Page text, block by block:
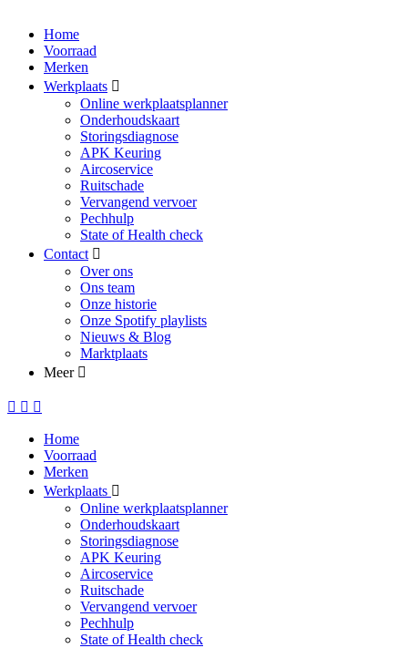
Home
Voorraad
Merken
Werkplaats
Online werkplaatsplanner
Onderhoudskaart
Storingsdiagnose
APK Keuring
Aircoservice
Ruitschade
Vervangend vervoer
Pechhulp
State of Health check
Contact
Over ons
Ons team
Onze historie
Onze Spotify playlists
Nieuws & Blog
Marktplaats
Meer
Home
Voorraad
Merken
Werkplaats
Online werkplaatsplanner
Onderhoudskaart
Storingsdiagnose
APK Keuring
Aircoservice
Ruitschade
Vervangend vervoer
Pechhulp
State of Health check